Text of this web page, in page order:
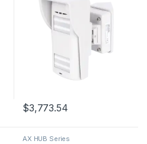
$3,773.54
AX HUB Series